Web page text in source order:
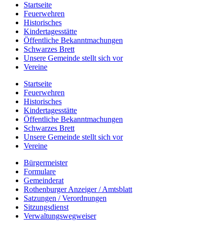
Startseite
Feuerwehren
Historisches
Kindertagesstätte
Öffentliche Bekanntmachungen
Schwarzes Brett
Unsere Gemeinde stellt sich vor
Vereine
Startseite
Feuerwehren
Historisches
Kindertagesstätte
Öffentliche Bekanntmachungen
Schwarzes Brett
Unsere Gemeinde stellt sich vor
Vereine
Bürgermeister
Formulare
Gemeinderat
Rothenburger Anzeiger / Amtsblatt
Satzungen / Verordnungen
Sitzungsdienst
Verwaltungswegweiser